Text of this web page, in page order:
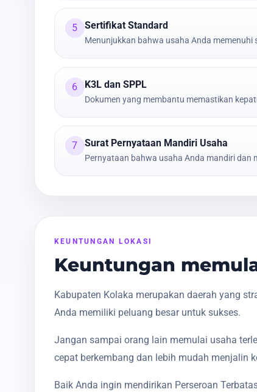
5 Sertifikat Standard
Menunjukkan bahwa usaha Anda
6 K3L dan SPPL
Dokumen yang membantu memastikan
7 Surat Pernyataan Mandiri Usaha
Pernyataan bahwa usaha Anda mandiri dan
KEUNTUNGAN LOKASI
Keuntungan
Kabupaten Kolaka merupakan daerah yang
Anda memiliki peluang besar untuk sukses.
Jangan sampai orang lain memulai usaha
cepat berkembang dan lebih mudah menjalin
Baik Anda ingin mendirikan Perseroan